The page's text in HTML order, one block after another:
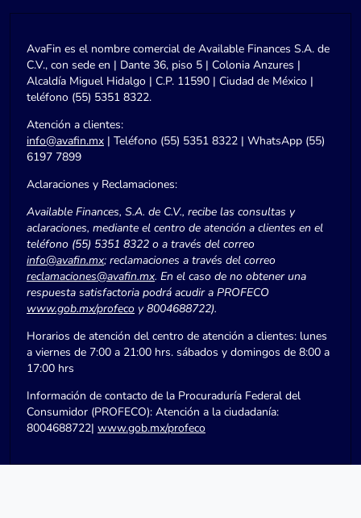
AvaFin es el nombre comercial de Available Finances S.A. de
C.V., con sede en | Dante 36, piso 5 | Colonia Anzures |
Alcaldía Miguel Hidalgo | C.P. 11590 | Ciudad de México |
teléfono (55) 5351 8322.
Atención a clientes:
info@avafin.mx | Teléfono (55) 5351 8322 | WhatsApp (55)
6197 7899
Aclaraciones y Reclamaciones:
Available Finances, S.A. de C.V., recibe las consultas y
aclaraciones, mediante el centro de atención a clientes en el
teléfono (55) 5351 8322 o a través del correo
info@avafin.mx; reclamaciones a través del correo
reclamaciones@avafin.mx. En el caso de no obtener una
respuesta satisfactoria podrá acudir a PROFECO
www.gob.mx/profeco y 8004688722).
Horarios de atención del centro de atención a clientes: lunes
a viernes de 7:00 a 21:00 hrs. sábados y domingos de 8:00 a
17:00 hrs
Información de contacto de la Procuraduría Federal del
Consumidor (PROFECO): Atención a la ciudadanía:
8004688722| www.gob.mx/profeco